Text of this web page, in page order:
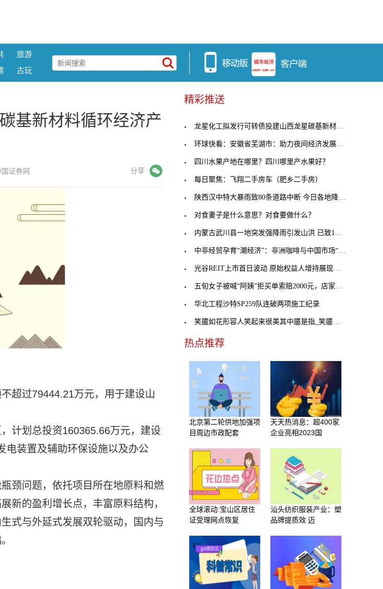
旅游
古玩
基新材料循环经济产
证券网 分享
超过79444.21万元，用于建设山
计划总投资160365.66万元，建设
电装置及辅助环保设施以及办公
颈问题，依托项目所在地原料和燃
新的盈利增长点，丰富原料结构，
式与外延式发展双轮驱动，国内与
精彩推送
龙星化工拟发行可转债投建山西龙星碳基新材料循环经
环球快看：安徽省芜湖市：助力夜间经济发展，市场监
四川水果产地在哪里？四川哪里产水果好？
每日聚焦：飞翔二手房车（肥乡二手房）
陕西汉中特大暴雨致80条道路中断 今日各地降水不断
对食妻子是什么意思？对食要做什么？
内蒙古武川县一地突发强降雨引发山洪 已致1人死亡
中非经贸孕育“潮经济”：非洲咖啡与中国市场“双向
光谷REIT上市首日波动 原始权益人增持展现信心_天
五旬女子被喊“阿姨”拒买单索赔2000元，店家回应：
华北工程沙特SP259队连破两项施工纪录
笑靥如花形容人笑起来很美其中靥是指_笑靥如花形容
热点推荐
北京第二轮供地加强项
目周边市政配套
天天热消息：超400家
企业亮相2023国
全球滚动:宝山区居住
证受理网点恢复
汕头纺织服装产业：塑
品牌提质效 迈